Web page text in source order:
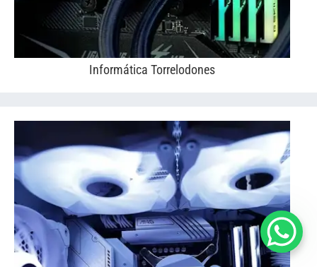
Informática Torrelodones